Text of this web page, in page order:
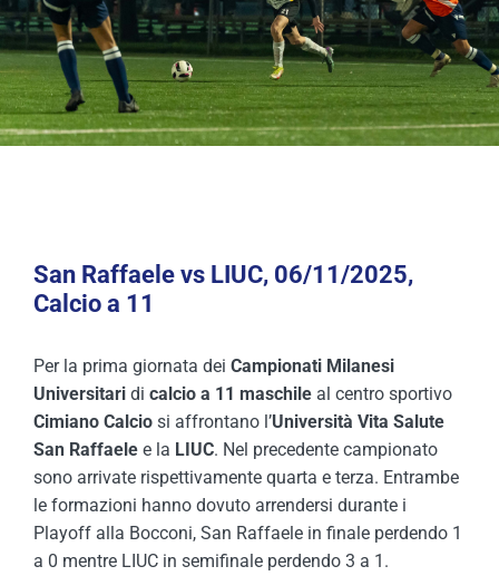
San Raffaele vs LIUC, 06/11/2025,
Calcio a 11
Per la prima giornata dei Campionati Milanesi
Universitari di calcio a 11 maschile al centro sportivo
Cimiano Calcio si affrontano l’Università Vita Salute
San Raffaele e la LIUC. Nel precedente campionato
sono arrivate rispettivamente quarta e terza. Entrambe
le formazioni hanno dovuto arrendersi durante i
Playoff alla Bocconi, San Raffaele in finale perdendo 1
a 0 mentre LIUC in semifinale perdendo 3 a 1.